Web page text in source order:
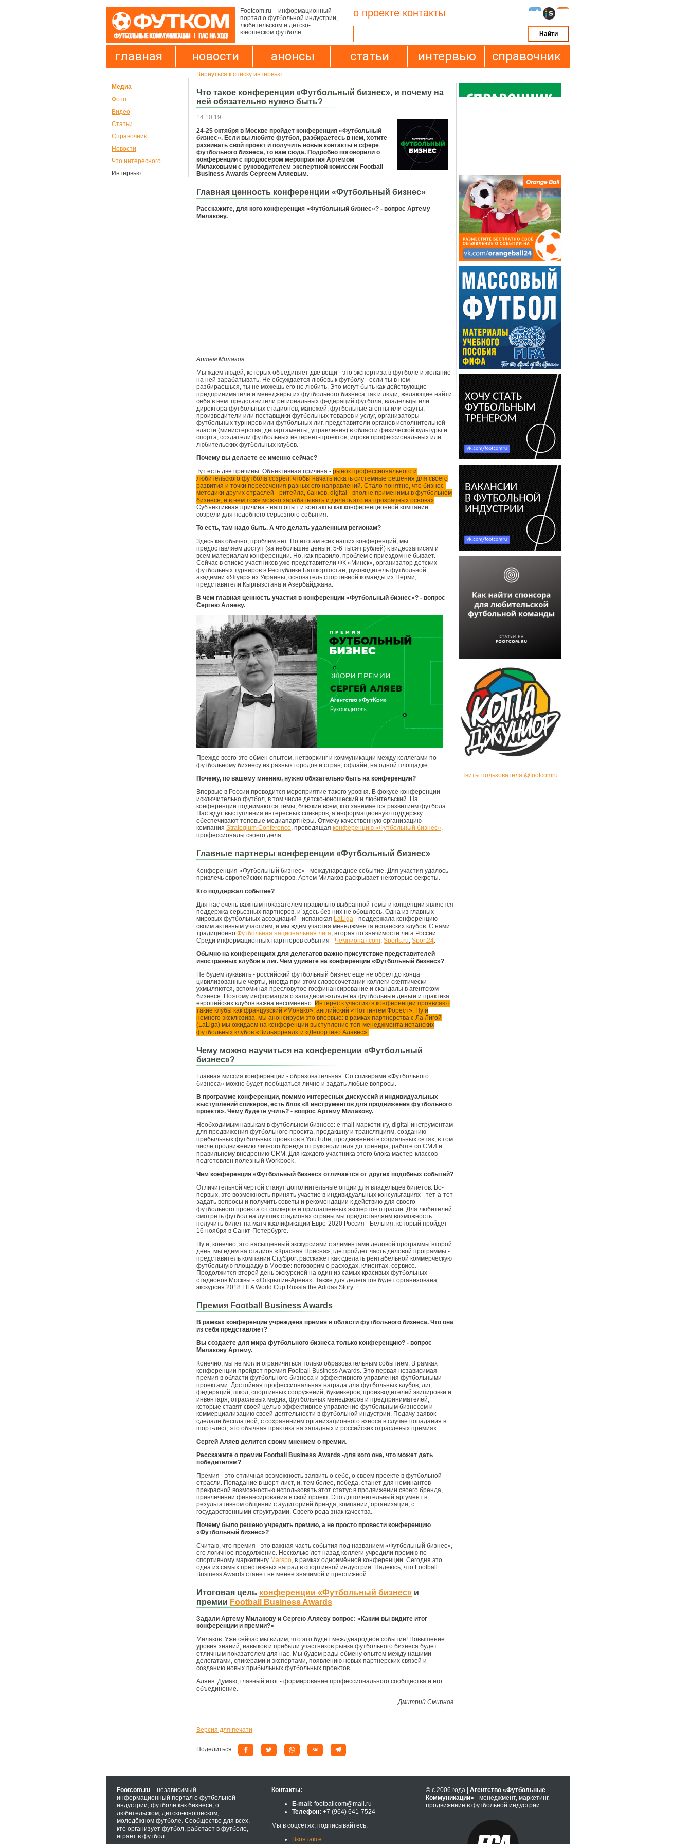
Footcom.ru – информационный
портал о футбольной индустрии,
любительском и детско-
юношеском футболе.
о проекте контакты
главная новости анонсы статьи интервью справочник
Медиа
Фото
Видео
Статьи
Справочник
Новости
Что интересного
Интервью
Вернуться к списку интервью
Что такое конференция «Футбольный бизнес», и почему на
ней обязательно нужно быть?
14.10.19
24-25 октября в Москве пройдет конференция «Футбольный
бизнес». Если вы любите футбол, разбираетесь в нем, хотите
развивать свой проект и получить новые контакты в сфере
футбольного бизнеса, то вам сюда. Подробно поговорили о
конференции с продюсером мероприятия Артемом
Милаковыми с руководителем экспертной комиссии Football
Business Awards Сергеем Аляевым.
Главная ценность конференции «Футбольный бизнес»
Расскажите, для кого конференция «Футбольный бизнес»? - вопрос Артему
Милакову.
Артём Милаков
Мы ждем людей, которых объединяет две вещи - это экспертиза в футболе и желание
на ней зарабатывать. Не обсуждается любовь к футболу - если ты в нем
разбираешься, ты не можешь его не любить. Это могут быть как действующие
предприниматели и менеджеры из футбольного бизнеса так и люди, желающие найти
себя в нем: представители региональных федераций футбола, владельцы или
директора футбольных стадионов, манежей, футбольные агенты или скауты,
производители или поставщики футбольных товаров и услуг, организаторы
футбольных турниров или футбольных лиг, представители органов исполнительной
власти (министерства, департаменты, управления) в области физической культуры и
спорта, создатели футбольных интернет-проектов, игроки профессиональных или
любительских футбольных клубов.
Почему вы делаете ее именно сейчас?
Тут есть две причины. Объективная причина - рынок профессионального и
любительского футбола созрел, чтобы начать искать системные решения для своего
развития и точки пересечения разных его направлений. Стало понятно, что бизнес-
методики других отраслей - ритейла, банков, digital - вполне применимы в футбольном
бизнесе, и в нем тоже можно зарабатывать и делать это на прозрачных основах.
Субъективная причина - наш опыт и контакты как конференционной компании
созрели для подобного серьезного события.
То есть, там надо быть. А что делать удаленным регионам?
Здесь как обычно, проблем нет. По итогам всех наших конференций, мы
предоставляем доступ (за небольшие деньги, 5-6 тысяч рублей) к видеозаписям и
всем материалам конференции. Но, как правило, проблем с приездом не бывает.
Сейчас в списке участников уже представители ФК «Минск», организатор детских
футбольных турниров в Республике Башкортостан, руководитель футбольной
академии «Ягуар» из Украины, основатель спортивной команды из Перми,
представители Кыргызстана и Азербайджана.
В чем главная ценность участия в конференции «Футбольный бизнес»? - вопрос
Сергею Аляеву.
Прежде всего это обмен опытом, нетворкинг и коммуникации между коллегами по
футбольному бизнесу из разных городов и стран, офлайн, на одной площадке.
Почему, по вашему мнению, нужно обязательно быть на конференции?
Впервые в России проводится мероприятие такого уровня. В фокусе конференции
исключительно футбол, в том числе детско-юношеский и любительский. На
конференции поднимаются темы, близкие всем, кто занимается развитием футбола.
Нас ждут выступления интересных спикеров, а информационную поддержку
обеспечивают топовые медиапартнёры. Отмечу качественную организацию -
компания Strategium Conference, проводящая конференцию «Футбольный бизнес», -
профессионалы своего дела.
Главные партнеры конференции «Футбольный бизнес»
Конференция «Футбольный бизнес» - международное событие. Для участия удалось
привлечь европейских партнеров. Артем Милаков раскрывает некоторые секреты.
Кто поддержал событие?
Для нас очень важным показателем правильно выбранной темы и концепции является
поддержка серьезных партнеров, и здесь без них не обошлось. Одна из главных
мировых футбольных ассоциаций - испанская LaLiga - поддержала конференцию
своим активным участием, и мы ждем участия менеджмента испанских клубов. С нами
традиционно Футбольная национальная лига , вторая по значимости лига России.
Среди информационных партнеров события - Чемпионат.com Sports.ru Sport24
Обычно на конференциях для делегатов важно присутствие представителей
иностранных клубов и лиг. Чем удивите на конференции «Футбольный бизнес»?
Не будем лукавить - российский футбольный бизнес еще не обрёл до конца
цивилизованные черты, иногда при этом словосочетании коллеги скептически
ухмыляются, вспоминая пресловутое госфинансирование и скандалы в агентском
бизнесе. Поэтому информация о западном взгляде на футбольные деньги и практика
европейских клубов важна несомненно. Интерес к участию в конференции проявляют
такие клубы как французский «Монако», английский «Ноттингем Форест». Ну и
немного эксклюзива, мы анонсируем это впервые: в рамках партнерства с Ла Лигой
(LaLiga) мы ожидаем на конференции выступление топ-менеджмента испанских
футбольных клубов «Вильярреал» и «Депортиво Алавес».
Чему можно научиться на конференции «Футбольный
бизнес»?
Главная миссия конференции - образовательная. Со спикерами «Футбольного
бизнеса» можно будет пообщаться лично и задать любые вопросы.
В программе конференции, помимо интересных дискуссий и индивидуальных
выступлений спикеров, есть блок «8 инструментов для продвижения футбольного
проекта». Чему будете учить? - вопрос Артему Милакову.
Необходимым навыкам в футбольном бизнесе: e-mail-маркетингу, digital-инструментам
для продвижения футбольного проекта, продакшну и трансляциям, созданию
прибыльных футбольных проектов в YouTube, продвижению в социальных сетях, в том
числе продвижению личного бренда от руководителя до тренера, работе со СМИ и
правильному внедрению CRM. Для каждого участника этого блока мастер-классов
подготовлен полезный Workbook.
Чем конференция «Футбольный бизнес» отличается от других подобных событий?
Отличительной чертой станут дополнительные опции для владельцев билетов. Во-
первых, это возможность принять участие в индивидуальных консультациях - тет-а-тет
задать вопросы и получить советы и рекомендации к действию для своего
футбольного проекта от спикеров и приглашенных экспертов отрасли. Для любителей
смотреть футбол на лучших стадионах страны мы предоставляем возможность
получить билет на матч квалификации Евро-2020 Россия - Бельгия, который пройдет
16 ноября в Санкт-Петербурге.
Ну и, конечно, это насыщенный экскурсиями с элементами деловой программы второй
день: мы едем на стадион «Красная Пресня», где пройдет часть деловой программы -
представитель компании CitySport расскажет как сделать рентабельной коммерческую
футбольную площадку в Москве: поговорим о расходах, клиентах, сервисе.
Продолжится второй день экскурсией на один из самых красивых футбольных
стадионов Москвы - «Открытие-Арена». Также для делегатов будет организована
экскурсия 2018 FIFA World Cup Russia the Adidas Story.
Премия Football Business Awards
В рамках конференции учреждена премия в области футбольного бизнеса. Что она
из себя представляет?
Вы создаете для мира футбольного бизнеса только конференцию? - вопрос
Милакову Артему.
Конечно, мы не могли ограничиться только образовательным событием. В рамках
конференции пройдет премия Football Business Awards. Это первая независимая
премия в области футбольного бизнеса и эффективного управления футбольными
проектами. Достойная профессиональная награда для футбольных клубов, лиг,
федераций, школ, спортивных сооружений, букмекеров, производителей экипировки и
инвентаря, отраслевых медиа, футбольных менеджеров и предпринимателей,
которые ставят своей целью эффективное управление футбольным бизнесом и
коммерциализацию своей деятельности в футбольной индустрии. Подачу заявок
сделали бесплатной, с сохранением организационного взноса в случае попадания в
шорт-лист, это обычная практика на западных и российских отраслевых премиях.
Сергей Аляев делится своим мнением о премии.
Расскажите о премии Football Business Awards ­­­­­­­­­­­ -для кого она, что может дать
победителям?
Премия - это отличная возможность заявить о себе, о своем проекте в футбольной
отрасли. Попадание в шорт-лист, и, тем более, победа, станет для номинантов
прекрасной возможностью использовать этот статус в продвижении своего бренда,
привлечении финансирования в свой проект. Это дополнительный аргумент в
результативном общении с аудиторией бренда, компании, организации, с
государственными структурами. Своего рода знак качества.
Почему было решено учредить премию, а не просто провести конференцию
«Футбольный бизнес»?
Считаю, что премия - это важная часть события под названием «Футбольный бизнес»,
его логичное продолжение. Несколько лет назад коллеги учредили премию по
спортивному маркетингу Marspo, в рамках одноимённой конференции. Сегодня это
одна из самых престижных наград в спортивной индустрии. Надеюсь, что Football
Business Awards станет не менее значимой и престижной.
Итоговая цель конференции «Футбольный бизнес» и
премии Football Business Awards
Задали Артему Милакову и Сергею Аляеву вопрос: «Каким вы видите итог
конференции и премии?»
Милаков: Уже сейчас мы видим, что это будет международное событие! Повышение
уровня знаний, навыков и прибыли участников рынка футбольного бизнеса будет
отличным показателем для нас. Мы будем рады обмену опытом между нашими
делегатами, спикерами и экспертами, появлению новых партнерских связей и
созданию новых прибыльных футбольных проектов.
Аляев: Думаю, главный итог - формирование профессионального сообщества и его
объединение.
Дмитрий Смирнов
Версия для печати
Поделиться:
Твиты пользователя @footcomru
Footcom.ru – независимый
информационный портал о футбольной
индустрии, футболе как бизнесе; о
любительском, детско-юношеском,
молодёжном футболе. Сообщество для всех,
кто организует футбол, работает в футболе,
играет в футбол.
Контакты:
E-mail: footballcom@mail.ru
Телефон: +7 (964) 641-7524
Мы в соцсетях, подписывайтесь:
Вконтакте
© с 2006 года |Агентство «Футбольные
Коммуникации» - менеджмент, маркетинг,
продвижение в футбольной индустрии.